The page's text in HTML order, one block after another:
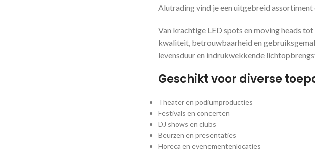
Alutrading vind je een uitgebreid
Van krachtige LED spots en moving heads
kwaliteit, betrouwbaarheid en
levensduur en indrukwekkende
Geschikt voor diverse
Theater en podiumproducties
Festivals en concerten
DJ shows en clubs
Beurzen en presentaties
Horeca en evenementenlocaties